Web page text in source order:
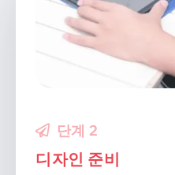
단계 2
단계 3